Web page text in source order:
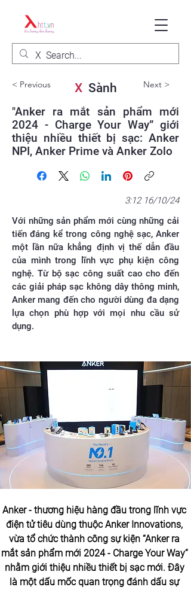
< Previous XSành Next >
"Anker ra mắt sản phẩm mới
2024 - Charge Your Way” giới
thiệu nhiều thiết bị sạc: Anker
NPI, Anker Prime và Anker Zolo
3:12 16/10/24
Với những sản phẩm mới cùng những cải
tiến đáng kể trong công nghệ sạc, Anker
một lần nữa khẳng định vị thế dẫn đầu
của mình trong lĩnh vực phụ kiện công
nghệ. Từ bộ sạc công suất cao cho đến
các giải pháp sạc không dây thông minh,
Anker mang đến cho người dùng đa dạng
lựa chọn phù hợp với mọi nhu cầu sử
dụng.
Anker - thương hiệu hàng đầu trong lĩnh vực
điện tử tiêu dùng thuộc Anker Innovations,
vừa tổ chức thành công sự kiện “Anker ra
mắt sản phẩm mới 2024 - Charge Your Way”
nhằm giới thiệu nhiều thiết bị sạc mới. Đây
là một dấu mốc quan trọng đánh dấu sự